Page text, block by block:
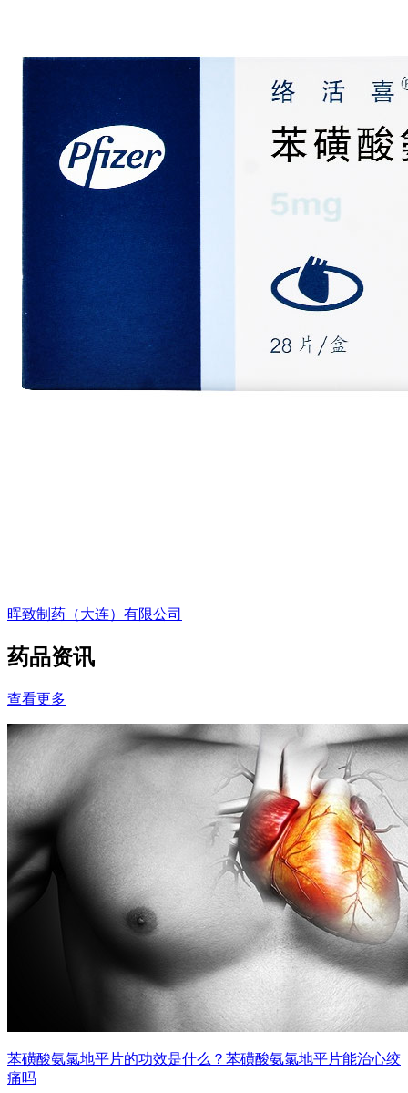
晖致制药（大连）有限公司
药品资讯
查看更多
苯磺酸氨氯地平片的功效是什么？苯磺酸氨氯地平片能治心绞
痛吗